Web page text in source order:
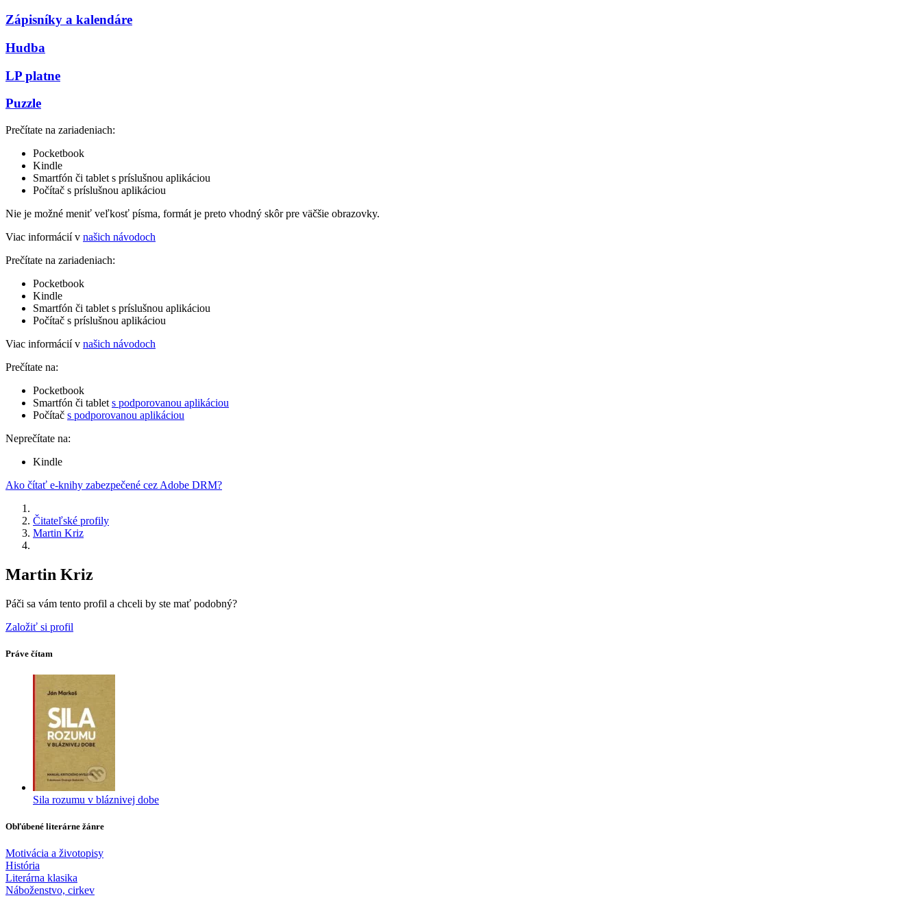
Zápisníky a kalendáre
Hudba
LP platne
Puzzle
Prečítate na zariadeniach:
Pocketbook
Kindle
Smartfón či tablet s príslušnou aplikáciou
Počítač s príslušnou aplikáciou
Nie je možné meniť veľkosť písma, formát je preto vhodný skôr pre väčšie obrazovky.
Viac informácií v našich návodoch
Prečítate na zariadeniach:
Pocketbook
Kindle
Smartfón či tablet s príslušnou aplikáciou
Počítač s príslušnou aplikáciou
Viac informácií v našich návodoch
Prečítate na:
Pocketbook
Smartfón či tablet s podporovanou aplikáciou
Počítač s podporovanou aplikáciou
Neprečítate na:
Kindle
Ako čítať e-knihy zabezpečené cez Adobe DRM?
Čitateľské profily
Martin Kriz
Martin Kriz
Páči sa vám tento profil a chceli by ste mať podobný?
Založiť si profil
Práve čítam
Sila rozumu v bláznivej dobe
Obľúbené literárne žánre
Motivácia a životopisy
História
Literárna klasika
Náboženstvo, cirkev